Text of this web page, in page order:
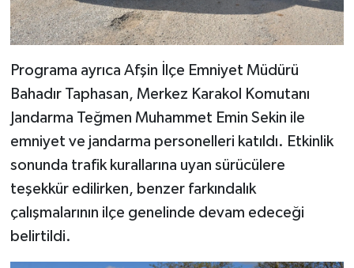
Programa ayrıca Afşin İlçe Emniyet Müdürü
Bahadır Taphasan, Merkez Karakol Komutanı
Jandarma Teğmen Muhammet Emin Sekin ile
emniyet ve jandarma personelleri katıldı. Etkinlik
sonunda trafik kurallarına uyan sürücülere
teşekkür edilirken, benzer farkındalık
çalışmalarının ilçe genelinde devam edeceği
belirtildi.